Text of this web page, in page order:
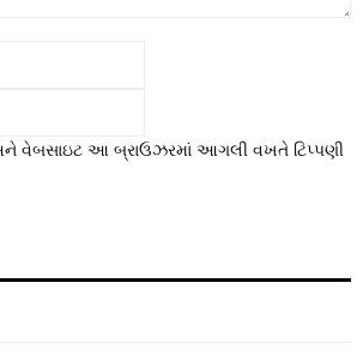
વેબસાઇટ આ બ્રાઉઝરમાં આગલી વખતે ટિપ્પણી